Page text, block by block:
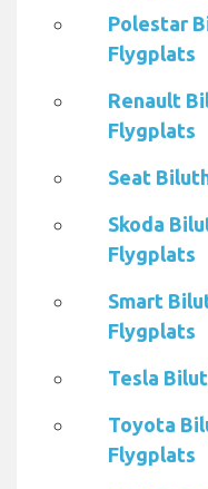
Polestar
Flygplats
Renault
Flygplats
Seat
Skoda
Flygplats
Smart
Flygplats
Tesla
Toyota
Flygplats